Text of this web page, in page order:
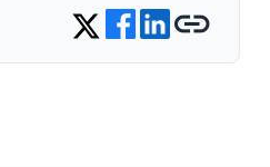
Share on Twitter
Share on Facebook
Share on LinkedIn
Copy link